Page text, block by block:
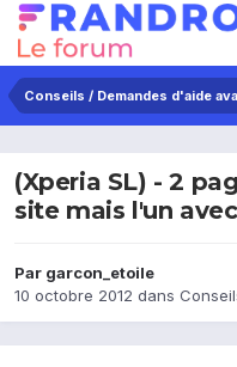
Conseils / Demandes d'aide
(Xperia SL) - 2
site mais l'un
Par garcon_etoile
10 octobre 2012 dans